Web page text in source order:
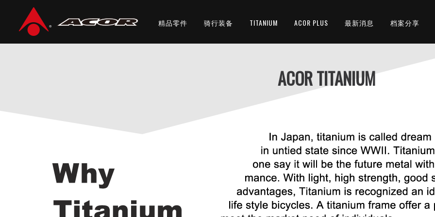
精品零件 骑行装备 TITANIUM ACOR PLUS 最新消息 档案分享
首頁 / ACOR TITANIUM
ACOR TITANIUM